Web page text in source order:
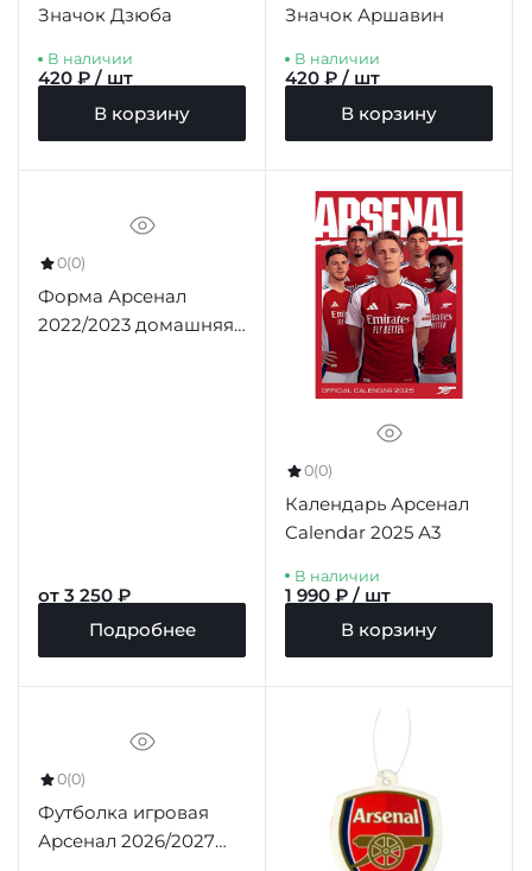
Значок Дзюба
В наличии
420 ₽ / шт
В корзину
Значок Аршавин
В наличии
420 ₽ / шт
В корзину
0(0)
Форма Арсенал
2022/2023 домашняя
от 3 250 ₽
Подробнее
0(0)
Календарь Арсенал
Calendar 2025 А3
В наличии
1 990 ₽ / шт
В корзину
0(0)
Футболка игровая
Арсенал 2026/2027